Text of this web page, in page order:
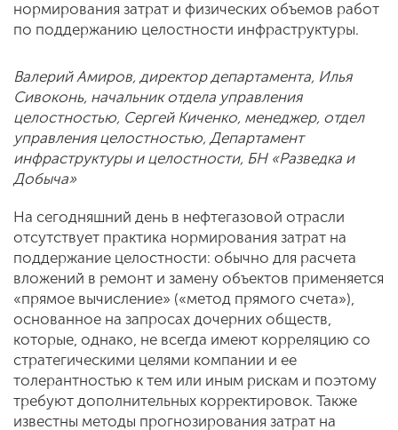
нормирования затрат и физических объемов работ
по поддержанию целостности инфраструктуры.
Валерий Амиров, директор департамента, Илья
Сивоконь, начальник отдела управления
целостностью, Сергей Киченко, менеджер, отдел
управления целостностью, Департамент
инфраструктуры и целостности, БН «Разведка и
Добыча»
На сегодняшний день в нефтегазовой отрасли
отсутствует практика нормирования затрат на
поддержание целостности: обычно для расчета
вложений в ремонт и замену объектов применяется
«прямое вычисление» («метод прямого счета»),
основанное на запросах дочерних обществ,
которые, однако, не всегда имеют корреляцию со
стратегическими целями компании и ее
толерантностью к тем или иным рискам и поэтому
требуют дополнительных корректировок. Также
известны методы прогнозирования затрат на